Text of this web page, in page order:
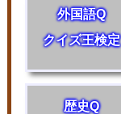
外国語Q
クイズ王検定
歴史Q